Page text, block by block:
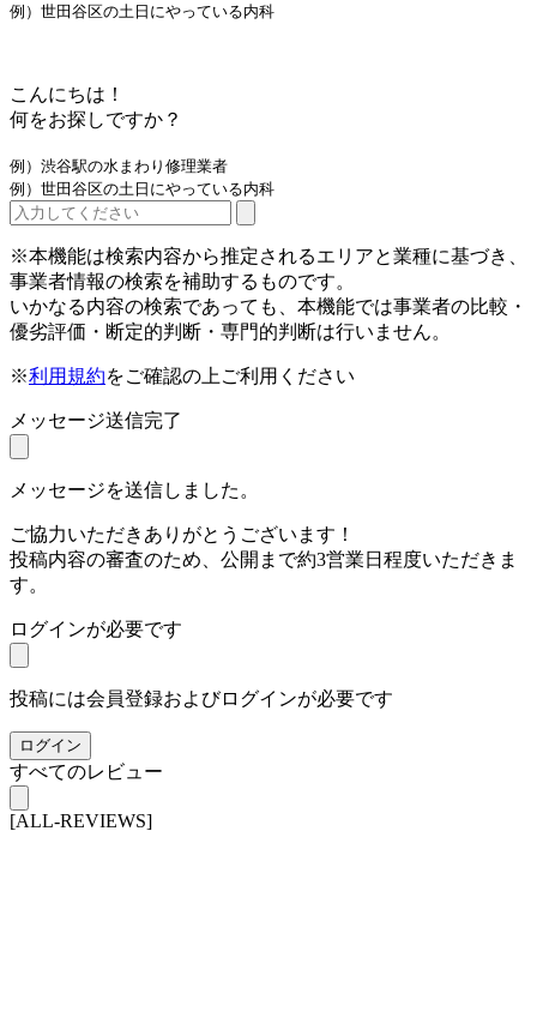
例）世田谷区の土日にやっている内科
こんにちは！
何をお探しですか？
例）渋谷駅の水まわり修理業者
例）世田谷区の土日にやっている内科
※本機能は検索内容から推定されるエリアと業種に基づき、
事業者情報の検索を補助するものです。
いかなる内容の検索であっても、本機能では事業者の比較・
優劣評価・断定的判断・専門的判断は行いません。
※利用規約をご確認の上ご利用ください
メッセージ送信完了
メッセージを送信しました。
ご協力いただきありがとうございます！
投稿内容の審査のため、公開まで約3営業日程度いただきま
す。
ログインが必要です
投稿には会員登録およびログインが必要です
ログイン
すべてのレビュー
[ALL-REVIEWS]